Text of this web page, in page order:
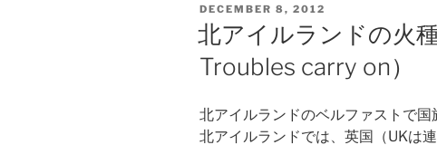
POSTED
ON
DECEMBER 8, 2012
北アイルランドの火
Troubles carry on）
北アイルランドのベルファストで国
北アイルランドでは、英国（UKは